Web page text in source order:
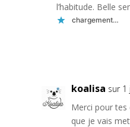
l’habitude. Belle
chargement…
koalisa sur 1
Merci pour
que je vais